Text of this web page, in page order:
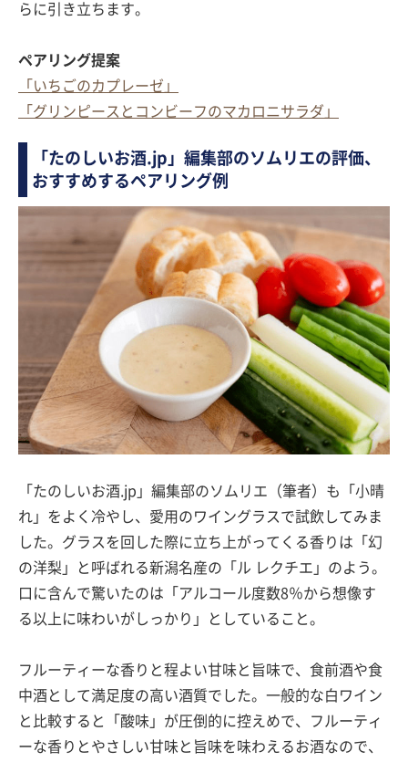
らに引き立ちます。
ペアリング提案
「いちごのカプレーゼ」
「グリンピースとコンビーフのマカロニサラダ」
「たのしいお酒.jp」編集部のソムリエの評価、
おすすめするペアリング例
「たのしいお酒.jp」編集部のソムリエ（筆者）も「小晴
れ」をよく冷やし、愛用のワイングラスで試飲してみま
した。グラスを回した際に立ち上がってくる香りは「幻
の洋梨」と呼ばれる新潟名産の「ル レクチエ」のよう。
口に含んで驚いたのは「アルコール度数8％から想像す
る以上に味わいがしっかり」としていること。
フルーティーな香りと程よい甘味と旨味で、食前酒や食
中酒として満足度の高い酒質でした。一般的な白ワイン
と比較すると「酸味」が圧倒的に控えめで、フルーティ
ーな香りとやさしい甘味と旨味を味わえるお酒なので、